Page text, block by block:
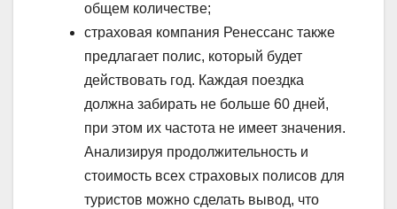
общем количестве;
страховая компания Ренессанс также
предлагает полис, который будет
действовать год. Каждая поездка
должна забирать не больше 60 дней,
при этом их частота не имеет значения.
Анализируя продолжительность и
стоимость всех страховых полисов для
туристов можно сделать вывод, что